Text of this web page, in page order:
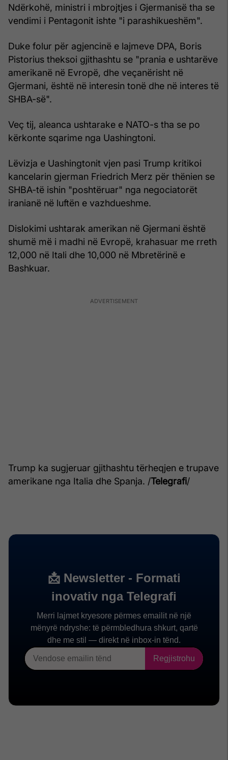
Ndërkohë, ministri i mbrojtjes i Gjermanisë tha se
vendimi i Pentagonit ishte "i parashikueshëm".
Duke folur për agjencinë e lajmeve DPA, Boris
Pistorius theksoi gjithashtu se "prania e ushtarëve
amerikanë në Evropë, dhe veçanërisht në
Gjermani, është në interesin tonë dhe në interes të
SHBA-së".
Veç tij, aleanca ushtarake e NATO-s tha se po
kërkonte sqarime nga Uashingtoni.
Lëvizja e Uashingtonit vjen pasi Trump kritikoi
kancelarin gjerman Friedrich Merz për thënien se
SHBA-të ishin "poshtëruar" nga negociatorët
iranianë në luftën e vazhdueshme.
Dislokimi ushtarak amerikan në Gjermani është
shumë më i madhi në Evropë, krahasuar me rreth
12,000 në Itali dhe 10,000 në Mbretërinë e
Bashkuar.
Trump ka sugjeruar gjithashtu tërheqjen e trupave
amerikane nga Italia dhe Spanja. /Telegrafi/